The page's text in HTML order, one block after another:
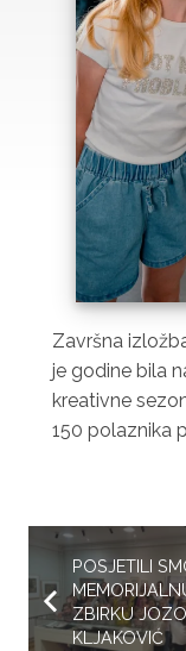
Završna
je godine bila
kreativne
150 polaznika
POSJETILI
ZBIRKU JOZO
KLJAKOVIĆ